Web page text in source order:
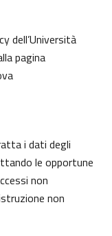
dell’Università
pagina
i dati degli
le opportune
non
non